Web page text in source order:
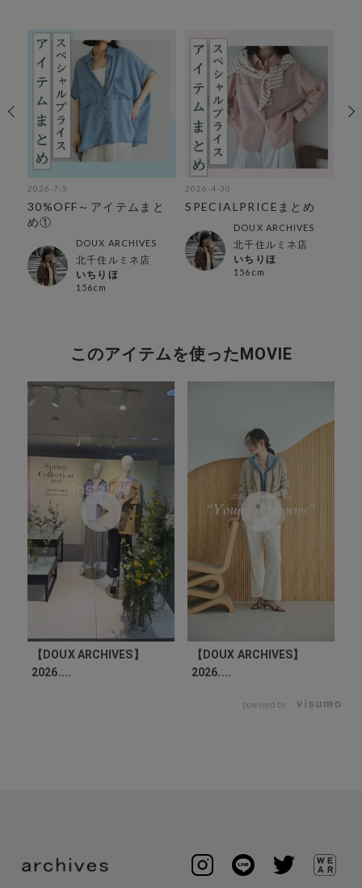
2026-7-5
30%OFF～アイテムまと
め①
DOUX ARCHIVES
北千住ルミネ店
いちりほ
156cm
2026-4-30
SPECIALPRICEまとめ
DOUX ARCHIVES
北千住ルミネ店
いちりほ
156cm
このアイテムを使ったMOVIE
【DOUX ARCHIVES】
2026....
【DOUX ARCHIVES】
2026....
powered by